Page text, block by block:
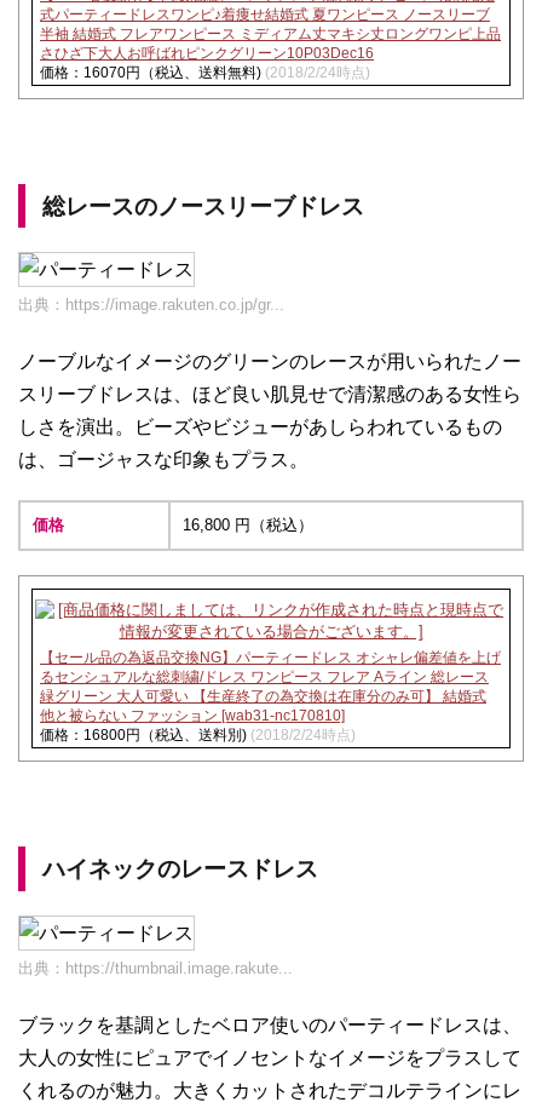
式パーティードレスワンピ♪着痩せ結婚式 夏ワンピース ノースリーブ
半袖 結婚式 フレアワンピース ミディアム丈マキシ丈ロングワンピ上品
さひざ下大人お呼ばれピンクグリーン10P03Dec16
価格：16070円（税込、送料無料) (2018/2/24時点)
総レースのノースリーブドレス
出典： https://image.rakuten.co.jp/gr...
ノーブルなイメージのグリーンのレースが用いられたノー
スリーブドレスは、ほど良い肌見せで清潔感のある女性ら
しさを演出。ビーズやビジューがあしらわれているもの
は、ゴージャスな印象もプラス。
価格 16,800 円（税込）
【セール品の為返品交換NG】パーティードレス オシャレ偏差値を上げ
るセンシュアルな総刺繍/ドレス ワンピース フレア Aライン 総レース
緑グリーン 大人可愛い 【生産終了の為交換は在庫分のみ可】 結婚式
他と被らない ファッション [wab31-nc170810]
価格：16800円（税込、送料別) (2018/2/24時点)
ハイネックのレースドレス
出典： https://thumbnail.image.rakute...
ブラックを基調としたベロア使いのパーティードレスは、
大人の女性にピュアでイノセントなイメージをプラスして
くれるのが魅力。大きくカットされたデコルテラインにレ